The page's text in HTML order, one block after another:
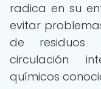
radica en su
evitar
de residuos
circulación
químicos